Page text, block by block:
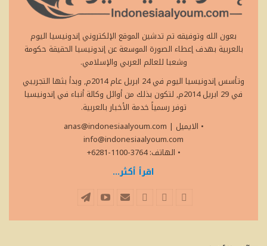
بعون الله وتوفيقه تم تدشين الموقع الإلكتروني إندونيسيا اليوم
بالعربية بهدف إعطاء الصورة الموسعة عن إندونيسيا الحقيقة حكومة
وشعبا للعالم العربي والإسلامي.
وتأسس إندونيسيا اليوم في 24 ابريل عام 2014م, وبدأ بثها التجريبي
في 29 ابريل 2014م, لتكون بذلك من أوائل وكالة أنباء في إندونيسيا
توفر رسمياً خدمة الأخبار بالعربية.
• الايميل
anas@indonesiaalyoum.com |
info@indonesiaalyoum.com
• الهاتف: 3764-1100-6281+
اقرأ أكثر...